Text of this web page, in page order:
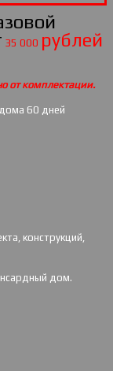
35 000 рублей
от комплектации.
60 дней
конструкций,
дом.